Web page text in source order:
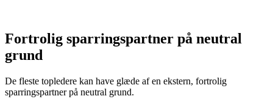
Fortrolig sparringspartner på neutral
grund
De fleste topledere kan have glæde af en ekstern, fortrolig
sparringspartner på neutral grund.